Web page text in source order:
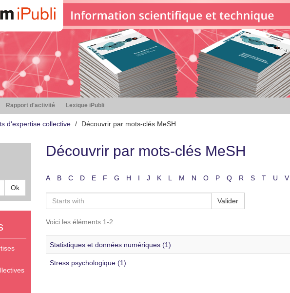
Rapport d'activité Lexique iPubli
d'expertise collective Découvrir par mots-clés MeSH
Ok
Découvrir par mots-clés MeSH
A B C D E F G H I J K L M N O P Q R S T U V
Valider
Voici les éléments 1-2
Statistiques et données numériques (1)
Stress psychologique (1)